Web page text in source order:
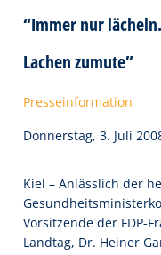
“Immer nur
Lachen zumute”
Presseinformation
Donnerstag, 3. Juli
Kiel – Anlässlich der
Vorsitzende der FDP-
Landtag, Dr. Heiner